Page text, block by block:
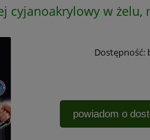
cyjanoakrylowy w żelu,
Dostępność:
powiadom o